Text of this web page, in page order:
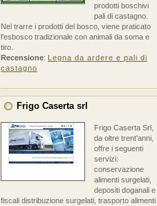
prodotti boschivi
pali di castagno.
Nel trarre i prodotti del bosco, viene praticato
l'esbosco tradizionale con animali da soma e
tiro.
Recensione: Legna da ardere e pali di
castagno
Frigo Caserta srl
Frigo Caserta Srl,
da oltre trent'anni,
offre i seguenti
servizi:
conservazione
alimenti surgelati,
depositi doganali e
fiscali distribuzione surgelati, trasporto alimenti